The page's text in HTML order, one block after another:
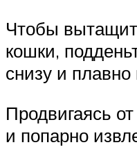
Чтобы
кошки,
снизу и плавно
Продвигаясь
и попарно